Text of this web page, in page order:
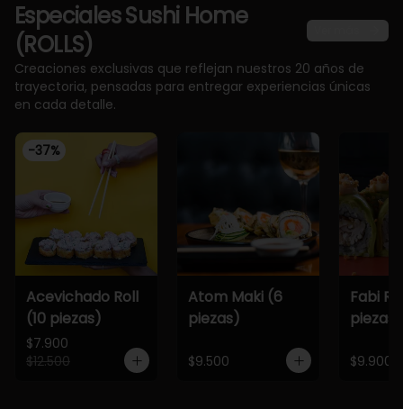
Especiales Sushi Home
(ROLLS)
Creaciones exclusivas que reflejan nuestros 20 años de
trayectoria, pensadas para entregar experiencias únicas
en cada detalle.
-37%
Acevichado Roll
(10 piezas)
$7.900
$12.500
Atom Maki (6
piezas)
$9.500
Fabi
piezas)
$9.900